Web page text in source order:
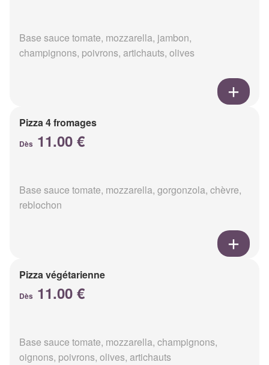
Base sauce tomate, mozzarella, jambon,
champignons, poivrons, artichauts, olives
Pizza 4 fromages
Dès 11.00 €
Base sauce tomate, mozzarella, gorgonzola, chèvre,
reblochon
Pizza végétarienne
Dès 11.00 €
Base sauce tomate, mozzarella, champignons,
oignons, poivrons, olives, artichauts